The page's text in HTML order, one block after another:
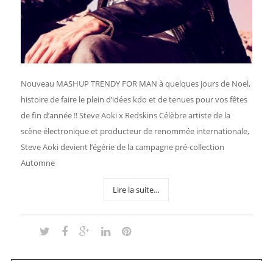
Nouveau MASHUP TRENDY FOR MAN à quelques jours de Noel,
histoire de faire le plein d’idées kdo et de tenues pour vos fêtes
de fin d’année !! Steve Aoki x Redskins Célèbre artiste de la
scène électronique et producteur de renommée internationale,
Steve Aoki devient l’égérie de la campagne pré-collection
Automne
Lire la suite…